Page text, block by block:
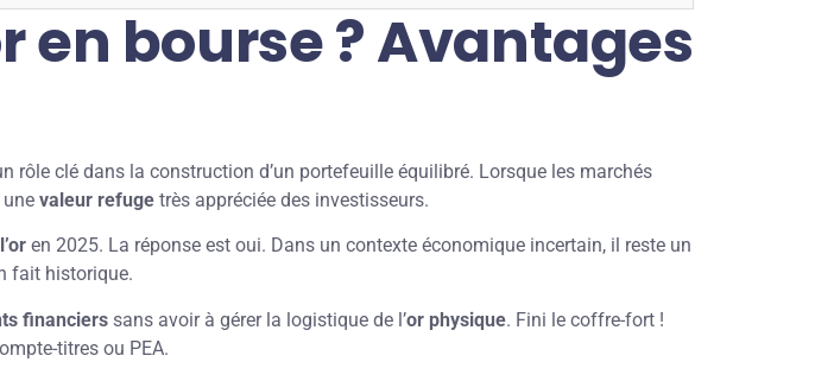
en bourse ? Avantages
rôle clé dans la construction d’un portefeuille équilibré. Lorsque les marchés
valeur refuge très appréciée des investisseurs.
en 2025. La réponse est oui. Dans un contexte économique incertain, il reste un
fait historique.
financiers sans avoir à gérer la logistique de l’or physique. Fini le coffre-fort !
titres ou PEA.